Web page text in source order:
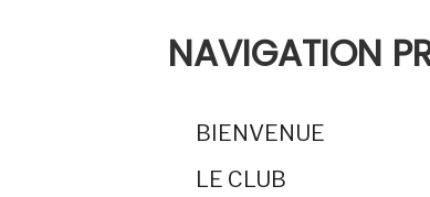
NAVIGATION
BIENVENUE
LE CLUB